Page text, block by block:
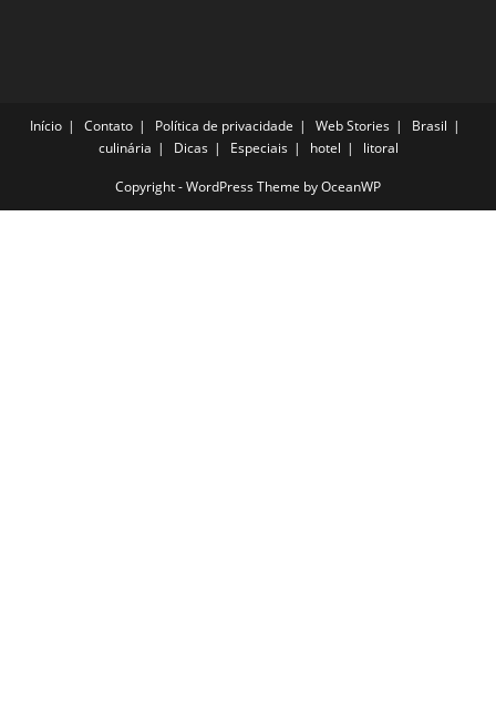
Início Contato Política de privacidade Web Stories
Brasil
culinária
Dicas Especiais hotel litoral
Copyright - WordPress Theme by OceanWP